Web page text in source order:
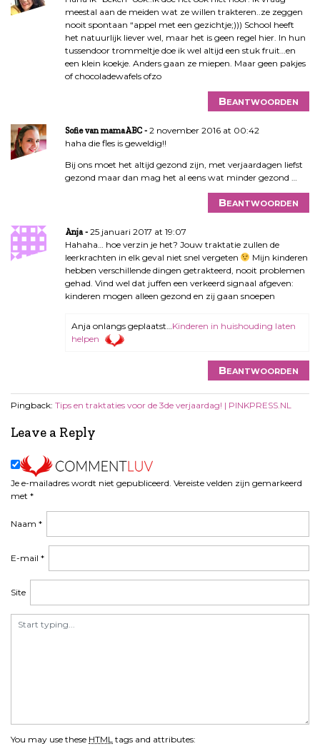
meestal aan de meiden wat ze willen trakteren..ze zeggen
nooit spontaan “appel met een gezichtje;))) School heeft
het natuurlijk liever wel, maar het is geen regel hier. In hun
tussendoor trommeltje doe ik wel altijd een stuk fruit…en
een klein koekje. Anders gaan ze miepen. Maar geen pakjes
of chocoladewafels ofzo
Beantwoorden
Sofie van mamaABC
2 november 2016 at 00:42
haha die fles is geweldig!!
Bij ons moet het altijd gezond zijn, met verjaardagen liefst
gezond maar dan mag het al eens wat minder gezond …
Beantwoorden
Anja
25 januari 2017 at 19:07
Hahaha… hoe verzin je het? Jouw traktatie zullen de
leerkrachten in elk geval niet snel vergeten
Mijn kinderen
hebben verschillende dingen getrakteerd, nooit problemen
gehad. Vind wel dat juffen een verkeerd signaal afgeven:
kinderen mogen alleen gezond en zij gaan snoepen
Anja onlangs geplaatst… Kinderen in huishouding laten
helpen
Beantwoorden
Pingback: Tips en traktaties voor de 3de verjaardag! | PINKPRESS.NL
Leave a Reply
Je e-mailadres wordt niet gepubliceerd. Vereiste velden zijn gemarkeerd
met *
You may use these HTML tags and attributes:
Naam *
E-mail *
Site